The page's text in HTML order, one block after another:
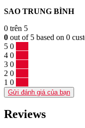
SAO TRUNG BÌNH
0 trên 5
0 out of 5 based on 0
5 0
4 0
3 0
2 0
1 0
Gửi đánh giá của bạn
Reviews